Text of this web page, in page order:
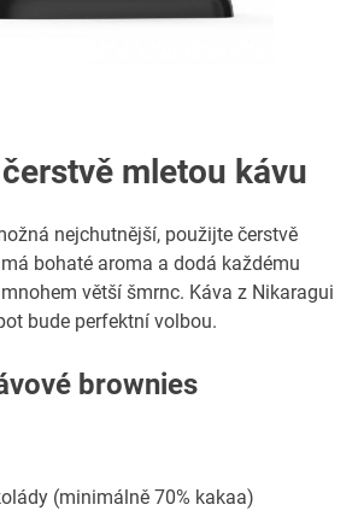
mletou kávu
nejchutnější, použijte čerstvě
bohaté aroma a dodá každému
větší šmrnc. Káva z Nikaragui
bude perfektní volbou.
brownies
(minimálně 70% kakaa)